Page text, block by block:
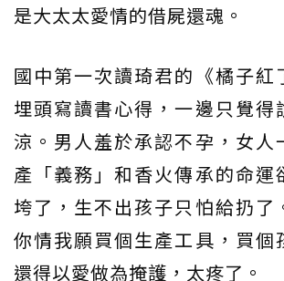
是大太太愛情的借屍還魂。
國中第一次讀琦君的《橘子紅
埋頭寫讀書心得，一邊只覺得
涼。男人羞於承認不孕，女人
產「義務」和香火傳承的命運
垮了，生不出孩子只怕給扔了
你情我願買個生產工具，買個
還得以愛做為掩護，太疼了。